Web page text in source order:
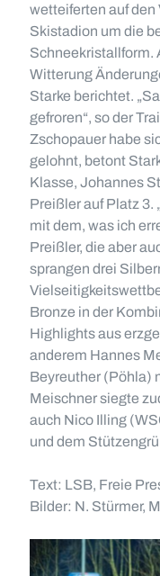
wetteiferten auf den
Skistadion um die
Schneekristallform.
Witterung
Starke berichtet.
gefroren“, so der
Zschopauer habe
gelohnt, betont
Klasse, Johannes
Preißler auf Platz 3.
mit dem, was ich
Preißler, die aber
sprangen drei
Bronze in der
Highlights aus
anderem Hannes
Beyreuther (Pöhla)
Meischner siegte
auch Nico Illing
und dem
Text: LSB, Freie
Bilder: N. Stürmer,